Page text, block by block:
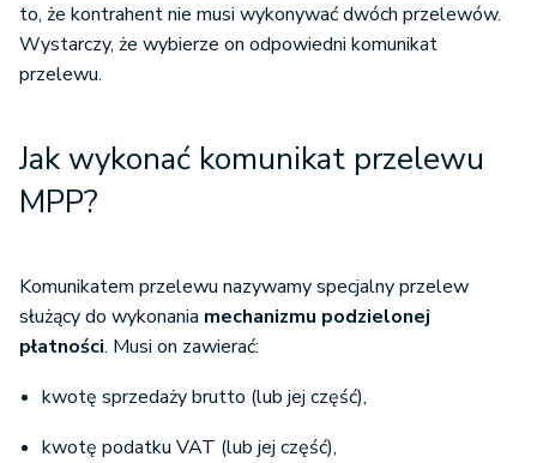
to, że kontrahent nie musi wykonywać dwóch przelewów.
Wystarczy, że wybierze on odpowiedni komunikat
przelewu.
Jak wykonać komunikat przelewu
MPP?
Komunikatem przelewu nazywamy specjalny przelew
służący do wykonania mechanizmu podzielonej
płatności. Musi on zawierać:
kwotę sprzedaży brutto (lub jej część),
kwotę podatku VAT (lub jej część),